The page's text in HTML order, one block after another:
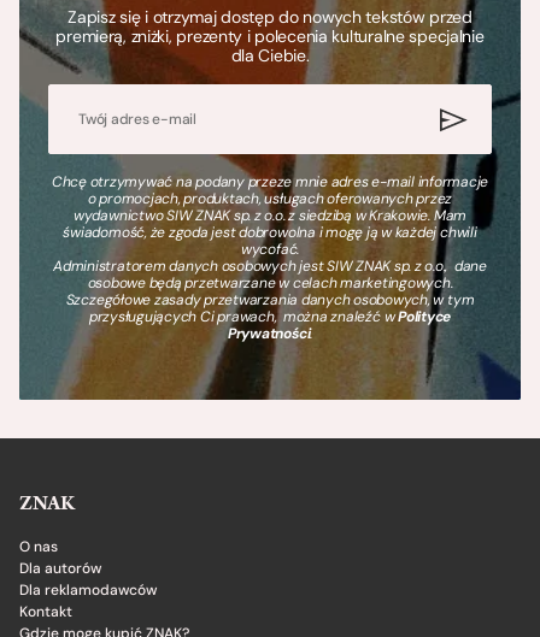
Zapisz się i otrzymaj dostęp do nowych tekstów przed
premierą, zniżki, prezenty i polecenia kulturalne specjalnie
dla Ciebie.
Chcę otrzymywać na podany przeze mnie adres e-mail informacje
o promocjach, produktach, usługach oferowanych przez
wydawnictwo SIW ZNAK sp. z o.o. z siedzibą w Krakowie. Mam
świadomość, że zgoda jest dobrowolna i mogę ją w każdej chwili
wycofać.
Administratorem danych osobowych jest SIW ZNAK sp. z o.o., dane
osobowe będą przetwarzane w celach marketingowych.
Szczegółowe zasady przetwarzania danych osobowych, w tym
przysługujących Ci prawach, można znaleźć wPolityce
Prywatności.
ZNAK
O nas
Dla autorów
Dla reklamodawców
Kontakt